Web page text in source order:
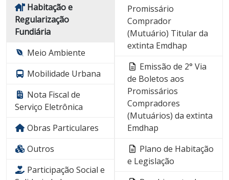
Habitação e
Regularização
Fundiária
Meio Ambiente
Mobilidade Urbana
Nota Fiscal de
Serviço Eletrônica
Obras Particulares
Outros
Participação Social e
Promissário
Comprador
(Mutuário) Titular da
extinta Emdhap
Emissão de 2° Via
de Boletos aos
Promissários
Compradores
(Mutuários) da extinta
Emdhap
Plano de Habitação
e Legislação